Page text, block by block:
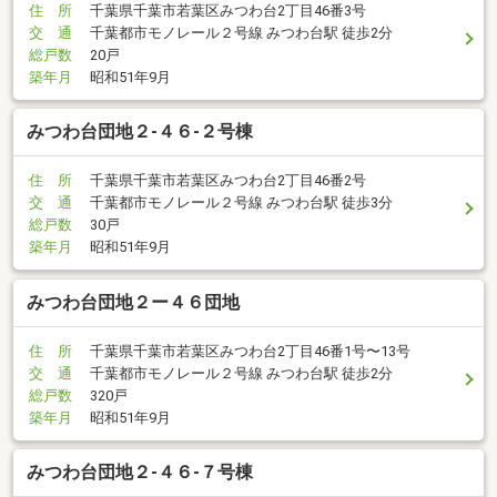
住 所
千葉県千葉市若葉区みつわ台2丁目46番3号
交 通
千葉都市モノレール２号線 みつわ台駅 徒歩2分
総戸数
20戸
築年月
昭和51年9月
みつわ台団地２-４６-２号棟
住 所
千葉県千葉市若葉区みつわ台2丁目46番2号
交 通
千葉都市モノレール２号線 みつわ台駅 徒歩3分
総戸数
30戸
築年月
昭和51年9月
みつわ台団地２ー４６団地
住 所
千葉県千葉市若葉区みつわ台2丁目46番1号〜13号
交 通
千葉都市モノレール２号線 みつわ台駅 徒歩2分
総戸数
320戸
築年月
昭和51年9月
みつわ台団地２-４６-７号棟